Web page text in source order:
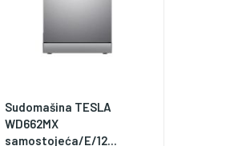
Sudomašina TESLA
WD662MX
samostojeća/E/12...